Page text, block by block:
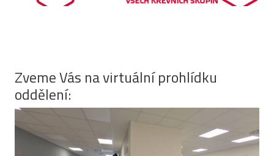
Zveme Vás na virtuální prohlídku
oddělení: